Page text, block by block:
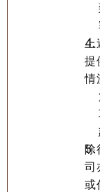
上
提
情
除
司
或